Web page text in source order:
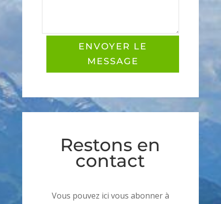
ENVOYER LE
MESSAGE
Restons en
contact
Vous pouvez ici vous abonner à